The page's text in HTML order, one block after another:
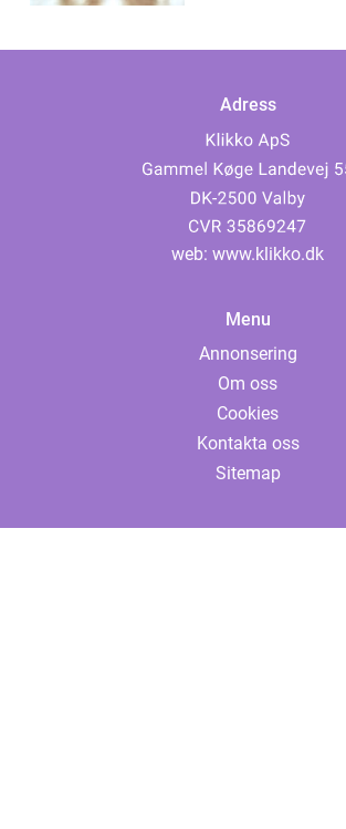
Adress
web: www.klikko.dk
Menu
Annonsering
Om oss
Cookies
Kontakta oss
Sitemap